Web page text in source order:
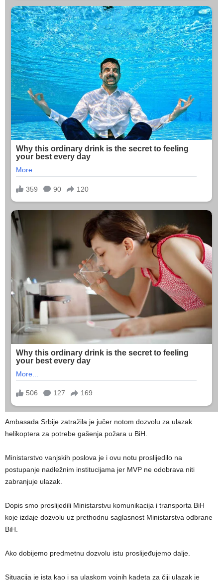
Ambasada Srbije zatražila je jučer notom dozvolu za ulazak
helikoptera za potrebe gašenja požara u BiH.
Ministarstvo vanjskih poslova je i ovu notu proslijedilo na
postupanje nadležnim institucijama jer MVP ne odobrava niti
zabranjuje ulazak.
Dopis smo proslijedili Ministarstvu komunikacija i transporta BiH
koje izdaje dozvolu uz prethodnu saglasnost Ministarstva odbrane
BiH.
Ako dobijemo predmetnu dozvolu istu proslijeđujemo dalje.
Situacija je ista kao i sa ulaskom vojnih kadeta za čiji ulazak je